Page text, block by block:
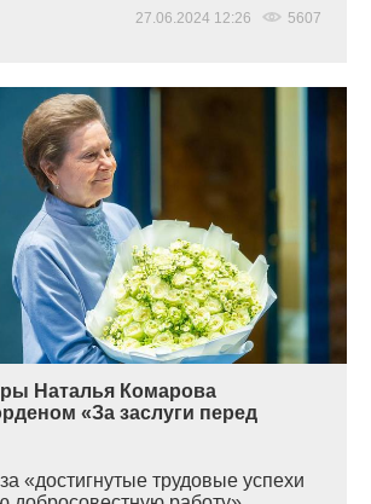
27.06.2024 12:26 5607
Наталья Комарова
«За заслуги перед
«достигнутые трудовые успехи